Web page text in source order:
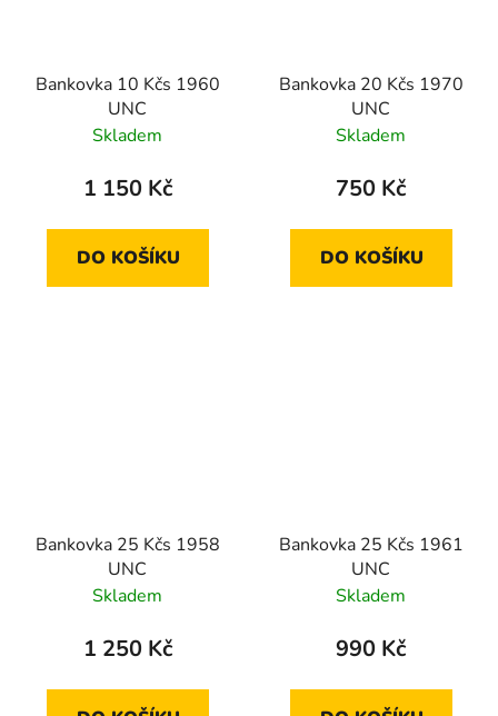
Bankovka 10 Kčs 1960
UNC
Skladem
1 150 Kč
DO KOŠÍKU
Bankovka 20 Kčs 1970
UNC
Skladem
750 Kč
DO KOŠÍKU
Bankovka 25 Kčs 1958
UNC
Skladem
1 250 Kč
Bankovka 25 Kčs 1961
UNC
Skladem
990 Kč